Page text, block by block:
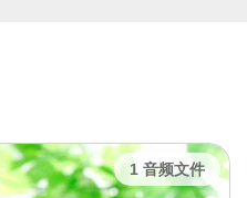
1 音频文件